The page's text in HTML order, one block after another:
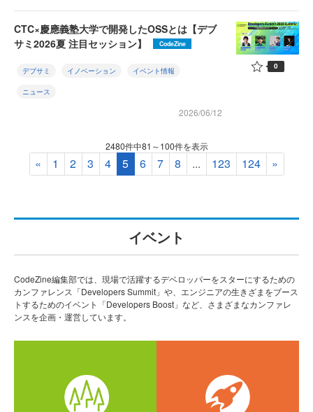
CTC×慶應義塾大学で開発したOSSとは【デブ
サミ2026夏 注目セッション】
CodeZine
デブサミ イノベーション イベント情報
ニュース
2026/06/12
0
2480件中81～100件を表示
« 1 2 3 4 5 6 7 8 ... 123 124 »
イベント
CodeZine編集部では、現場で活躍するデベロッパーをスターにするための
カンファレンス「Developers Summit」や、エンジニアの生きざまをブース
トするためのイベント「Developers Boost」など、さまざまなカンファレ
ンスを企画・運営しています。